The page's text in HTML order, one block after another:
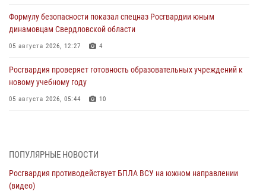
Формулу безопасности показал спецназ Росгвардии юным
динамовцам Свердловской области
05 августа 2026, 12:27 4
Росгвардия проверяет готовность образовательных учреждений к
новому учебному году
05 августа 2026, 05:44 10
04 августа 2026, 09:57 2
Росгвардия приняла участие в обеспечении безопасности Дня
города в Екатеринбурге
ПОПУЛЯРНЫЕ НОВОСТИ
Росгвардия противодействует БПЛА ВСУ на южном направлении
(видео)